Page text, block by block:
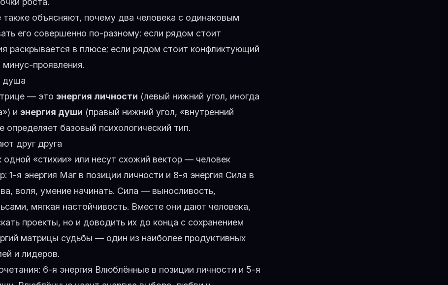
объясняют, почему два человека с одинаковым
его совершенно по-разному: если рядом стоит
раскрывается в плюсе; если рядом стоит конфликтующий
проявления.
душа
— это энергия личности (левый нижний угол, иногда
и энергия души (правый нижний угол, «внутренний
определяет базовый психологический тип.
друг друга
одной «стихии» или несут схожий вектор — человек
1-я энергия Маг в позиции личности и 8-я энергия Сила в
воля, умение начинать. Сила — выносливость,
мягкая настойчивость. Вместе они дают человека,
проекты, но и доводить их до конца с сохранением
матрицы судьбы — один из наиболее продуктивных
и лидеров.
6-я энергия Влюблённые в позиции личности и 5-я